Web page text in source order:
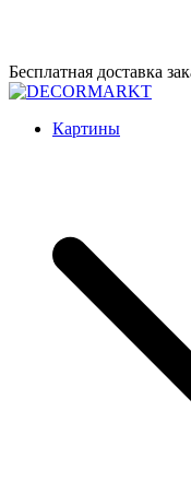
Перейти
к
Бесплатная доставка
DECORMARKT
Картины для интерьера
Картины